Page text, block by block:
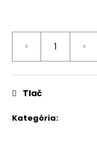
Kategória:
Tlač
O
d
p